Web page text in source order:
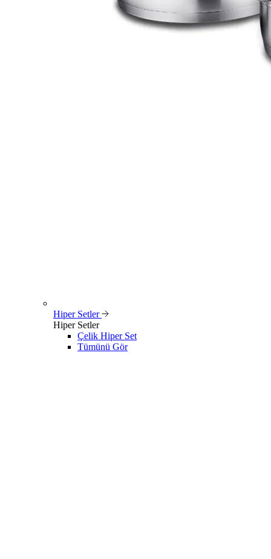
Hiper Setler
Hiper Setler
Çelik Hiper Set
Tümünü Gör